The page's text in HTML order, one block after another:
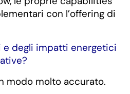
con l’offering di
e degli impatti energetici
modo molto accurato.